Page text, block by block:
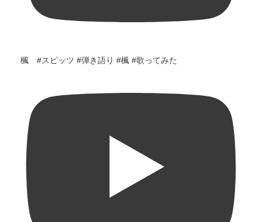
楓 #スピッツ #弾き語り #楓 #歌ってみた